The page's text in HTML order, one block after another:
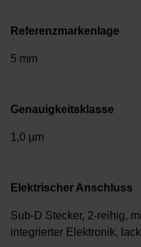
Referenzmarkenlage
5 mm
Genauigkeitsklasse
1,0 µm
Elektrischer Anschluss
Sub-D Stecker, 2-reihig,
integrierter Elektronik,